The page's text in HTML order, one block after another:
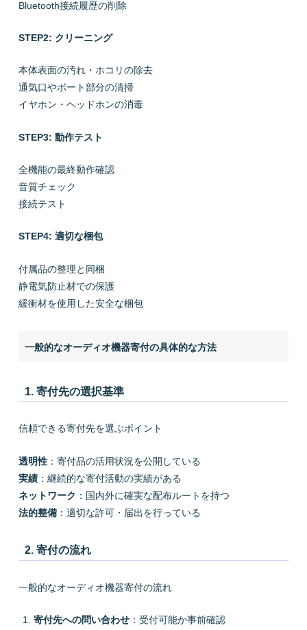
Bluetooth接続履歴の削除
STEP2: クリーニング
本体表面の汚れ・ホコリの除去
通気口やポート部分の清掃
イヤホン・ヘッドホンの消毒
STEP3: 動作テスト
全機能の最終動作確認
音質チェック
接続テスト
STEP4: 適切な梱包
付属品の整理と同梱
静電気防止材での保護
緩衝材を使用した安全な梱包
一般的なオーディオ機器寄付の具体的な方法
1. 寄付先の選択基準
信頼できる寄付先を選ぶポイント
透明性：寄付品の活用状況を公開している
実績：継続的な寄付活動の実績がある
ネットワーク ：国内外に確実な配布ルートを持つ
法的整備：適切な許可・届出を行っている
2. 寄付の流れ
一般的なオーディオ機器寄付の流れ
寄付先への問い合わせ ：受付可能か事前確認